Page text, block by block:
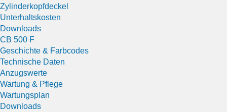
Zylinderkopfdeckel
Unterhaltskosten
Downloads
CB 500 F
Geschichte & Farbcodes
Technische Daten
Anzugswerte
Wartung & Pflege
Wartungsplan
Downloads